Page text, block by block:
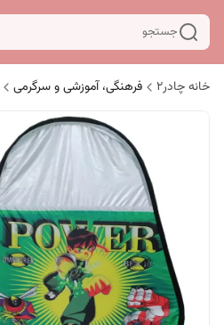
جستجو
خانه چادر۲ فرهنگی، آموزشی و سرگرمی